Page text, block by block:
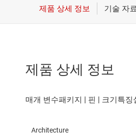
배터리 관리 IC
제품 상세 정보
Architecture